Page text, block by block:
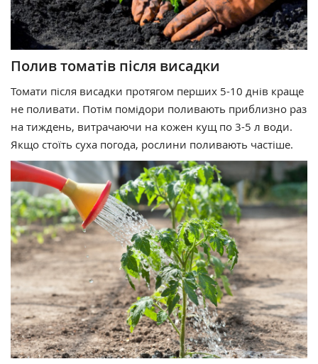
Полив томатів після висадки
Томати після висадки протягом перших 5-10 днів краще
не поливати. Потім помідори поливають приблизно раз
на тиждень, витрачаючи на кожен кущ по 3-5 л води.
Якщо стоїть суха погода, рослини поливають частіше.